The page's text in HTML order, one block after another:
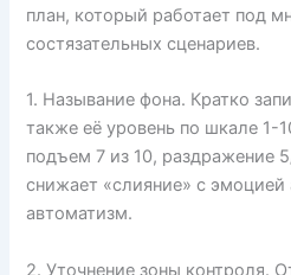
план, который работает под
состязательных сценариев.
1. Называние фона. Кратко
также её уровень по шкале 1-
подъем 7 из 10, раздражение
снижает «слияние» с
автоматизм.
2. Уточнение зоны контроля.